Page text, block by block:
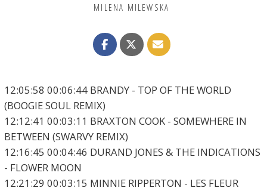
MILENA MILEWSKA
12:05:58 00:06:44 BRANDY - TOP OF THE WORLD
(BOOGIE SOUL REMIX)
12:12:41 00:03:11 BRAXTON COOK - SOMEWHERE IN
BETWEEN (SWARVY REMIX)
12:16:45 00:04:46 DURAND JONES & THE INDICATIONS
- FLOWER MOON
12:21:29 00:03:15 MINNIE RIPPERTON - LES FLEUR